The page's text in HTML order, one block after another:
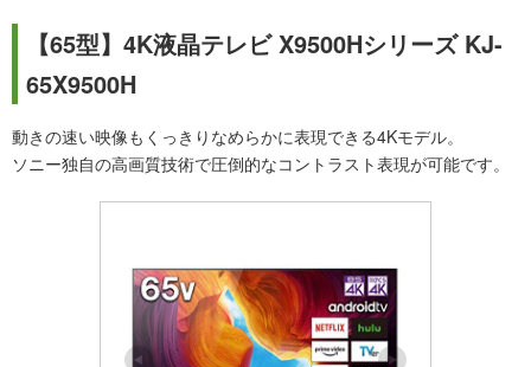
【65型】4K液晶テレビ X9500Hシリーズ KJ-
65X9500H
動きの速い映像もくっきりなめらかに表現できる4Kモデル。
ソニー独自の高画質技術で圧倒的なコントラスト表現が可能です。